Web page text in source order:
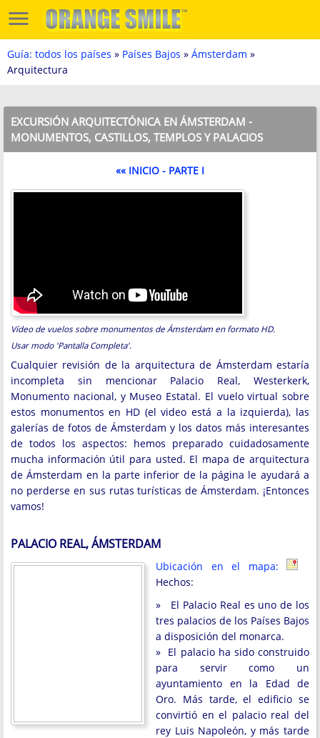
Guía: todos los países » Países Bajos » Ámsterdam »
Arquitectura
EXCURSIÓN ARQUITECTÓNICA EN ÁMSTERDAM -
MONUMENTOS, CASTILLOS, TEMPLOS Y PALACIOS
«« INICIO - PARTE I
Vídeo de vuelos sobre monumentos de Ámsterdam en formato HD.
Usar modo 'Pantalla Completa'.
Cualquier revisión de la arquitectura de Ámsterdam estaría
incompleta sin mencionar Palacio Real, Westerkerk,
Monumento nacional, y Museo Estatal. El vuelo virtual sobre
estos monumentos en HD (el video está a la izquierda), las
galerías de fotos de Ámsterdam y los datos más interesantes
de todos los aspectos: hemos preparado cuidadosamente
mucha información útil para usted. El mapa de arquitectura
de Ámsterdam en la parte inferior de la página le ayudará a
no perderse en sus rutas turísticas de Ámsterdam. ¡Entonces
vamos!
PALACIO REAL, ÁMSTERDAM
Ubicación en el mapa:
Hechos:
» El Palacio Real es uno de los
tres palacios de los Países Bajos
a disposición del monarca.
» El palacio ha sido construido
para servir como un
ayuntamiento en la Edad de
Oro. Más tarde, el edificio se
convirtió en el palacio real del
rey Luis Napoleón, y más tarde